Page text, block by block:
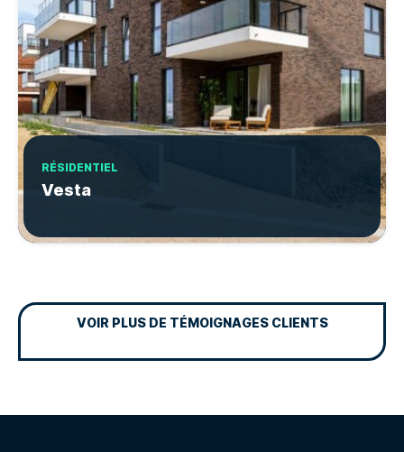
RÉSIDENTIEL
Vesta
VOIR PLUS DE TÉMOIGNAGES CLIENTS